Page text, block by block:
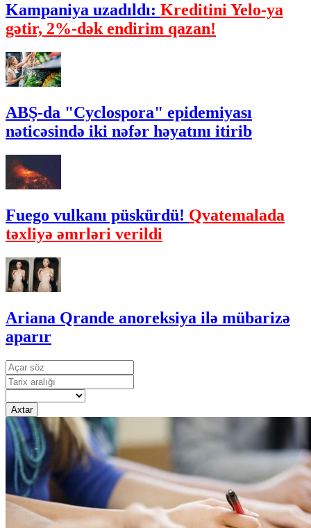
Kampaniya uzadıldı: Kreditini Yelo-ya
gətir, 2%-dək endirim qazan!
ABŞ-da "Cyclospora" epidemiyası
nəticəsində iki nəfər həyatını itirib
Fuego vulkanı püskürdü! Qvatemalada
təxliyə əmrləri verildi
Ariana Qrande anoreksiya ilə mübarizə
aparır
Axtar